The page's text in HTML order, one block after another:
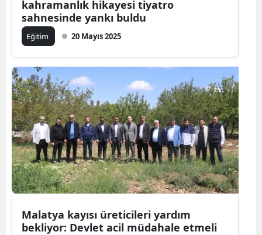
kahramanlık hikayesi tiyatro
sahnesinde yankı buldu
Eğitim 20 Mayıs 2025
Malatya kayısı üreticileri yardım
bekliyor: Devlet acil müdahale etmeli